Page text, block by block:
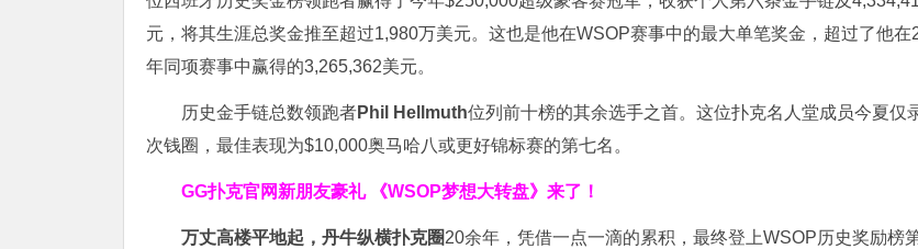
元，将其生涯总奖金推至超过1,980万美元。这也是他在WSOP赛事中的最大单笔奖金，超过了他在
年同项赛事中赢得的3,265,362美元。
历史金手链总数领跑者Phil Hellmuth位列前十榜的其余选手之首。这位扑克名人堂成员今夏仅
次钱圈，最佳表现为$10,000奥马哈八或更好锦标赛的第七名。
GG扑克官网新朋友豪礼 《WSOP梦想大转盘》来了！
万丈高楼平地起，丹牛纵横扑克圈20余年，凭借一点一滴的累积，最终登上WSOP历史奖励榜第